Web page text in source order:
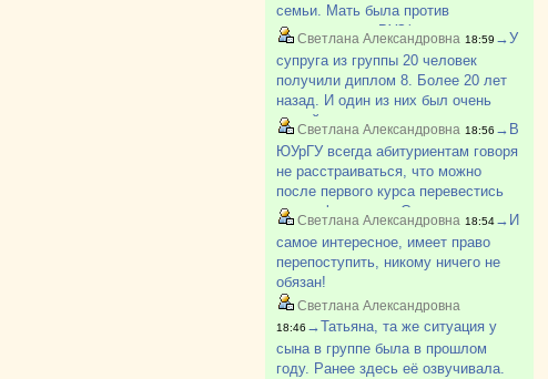
семьи. Мать была против
поступления в ВУЗ(парень
поступил). Говорила ему после
школы идти работать на завод. Как-
то так.
Светлана Александровна 18:59 →У
супруга из группы 20 человек
получили диплом 8. Более 20 лет
назад. И один из них был очень
умный парень из деревни, не
хватало денег, приходилось
работать и много пропускать. Был
самым лучшим в группе. И так
бывает.
Светлана Александровна 18:56 →В
ЮУрГУ всегда абитуриентам говоря
не расстраиваться, что можно
после первого курса перевестись
на др. факультет. Смотрю по
вакантным местам в ЮУрГУ с
каждым курсом всё больше
свободных мест и больше!
Светлана Александровна 18:54→И
самое интересное, имеет право
перепоступить, никому ничего не
обязан!
Светлана Александровна
18:46 →Татьяна, та же ситуация у
сына в группе была в прошлом
году. Ранее здесь её озвучивала.